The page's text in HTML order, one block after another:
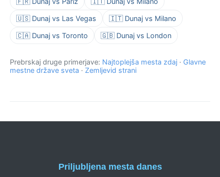
🇺🇸 Dunaj vs Las Vegas 🇮🇹 Dunaj vs Milano
🇨🇦 Dunaj vs Toronto 🇬🇧 Dunaj vs London
Prebrskaj druge primerjave: Najtoplejša mesta zdaj · Glavne
mestne države sveta · Zemljevid strani
Priljubljena mesta danes